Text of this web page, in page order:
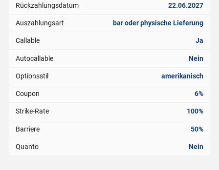
Rückzahlungsdatum 22.06.2027
Auszahlungsart bar oder physische Lieferung
Callable Ja
Autocallable Nein
Optionsstil amerikanisch
Coupon 6%
Strike-Rate 100%
Barriere 50%
Quanto Nein